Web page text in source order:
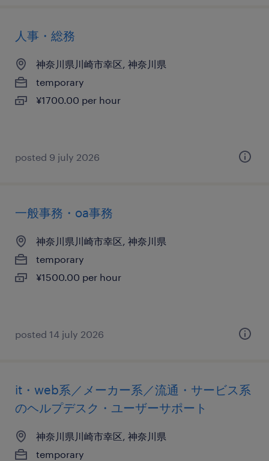
人事・総務
神奈川県川崎市幸区, 神奈川県
temporary
¥1700.00 per hour
posted 9 july 2026
一般事務・oa事務
神奈川県川崎市幸区, 神奈川県
temporary
¥1500.00 per hour
posted 14 july 2026
it・web系／メーカー系／流通・サービス系
のヘルプデスク・ユーザーサポート
神奈川県川崎市幸区, 神奈川県
temporary